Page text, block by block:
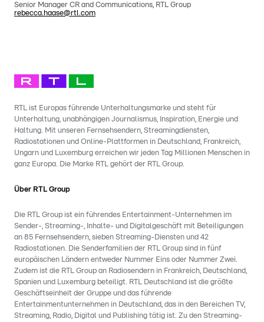
Senior Manager CR and Communications, RTL Group
rebecca.haase@rtl.com
RTL ist Europas führende Unterhaltungsmarke und steht für
Unterhaltung, unabhängigen Journalismus, Inspiration, Energie und
Haltung. Mit unseren Fernsehsendern, Streamingdiensten,
Radiostationen und Online-Plattformen in Deutschland, Frankreich,
Ungarn und Luxemburg erreichen wir jeden Tag Millionen Menschen in
ganz Europa. Die Marke RTL gehört der RTL Group.
Über RTL Group
Die RTL Group ist ein führendes Entertainment-Unternehmen im
Sender-, Streaming-, Inhalte- und Digitalgeschäft mit Beteiligungen
an 85 Fernsehsendern, sieben Streaming-Diensten und 42
Radiostationen. Die Senderfamilien der RTL Group sind in fünf
europäischen Ländern entweder Nummer Eins oder Nummer Zwei.
Zudem ist die RTL Group an Radiosendern in Frankreich, Deutschland,
Spanien und Luxemburg beteiligt. RTL Deutschland ist die größte
Geschäftseinheit der Gruppe und das führende
Entertainmentunternehmen in Deutschland, das in den Bereichen TV,
Streaming, Radio, Digital und Publishing tätig ist. Zu den Streaming-